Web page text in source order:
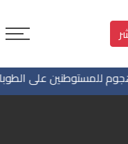
على الطوبا